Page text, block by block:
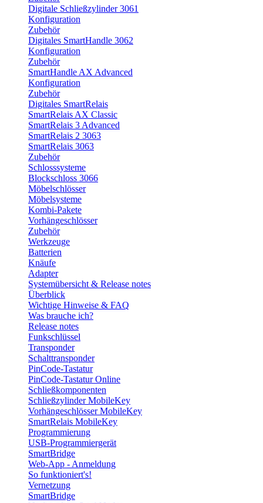
Digitale Schließzylinder 3061
Konfiguration
Zubehör
Digitales SmartHandle 3062
Konfiguration
Zubehör
SmartHandle AX Advanced
Konfiguration
Zubehör
Digitales SmartRelais
SmartRelais AX Classic
SmartRelais 3 Advanced
SmartRelais 2 3063
SmartRelais 3063
Zubehör
Schlosssysteme
Blockschloss 3066
Möbelschlösser
Möbelsysteme
Kombi-Pakete
Vorhängeschlösser
Zubehör
Werkzeuge
Batterien
Knäufe
Adapter
Systemübersicht & Release notes
Überblick
Wichtige Hinweise & FAQ
Was brauche ich?
Release notes
Funkschlüssel
Transponder
Schalttransponder
PinCode-Tastatur
PinCode-Tastatur Online
Schließkomponenten
Schließzylinder MobileKey
Vorhängeschlösser MobileKey
SmartRelais MobileKey
Programmierung
USB-Programmiergerät
SmartBridge
Web-App - Anmeldung
So funktioniert's!
Vernetzung
SmartBridge